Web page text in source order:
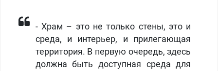
- Храм – это не только стены, это и
среда, и интерьер, и прилегающая
территория. В первую очередь, здесь
должна быть доступная среда для